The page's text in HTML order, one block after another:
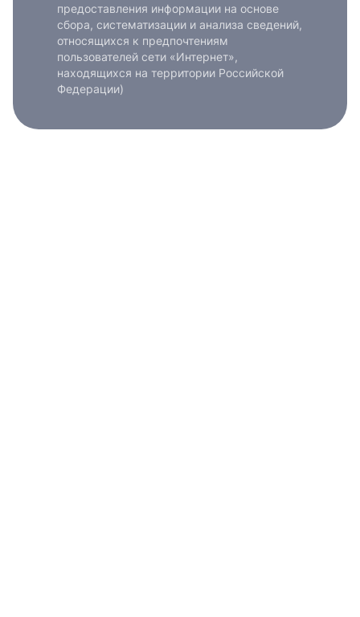
предоставления информации на основе
сбора, систематизации и анализа сведений,
относящихся к предпочтениям
пользователей сети «Интернет»,
находящихся на территории Российской
Федерации)